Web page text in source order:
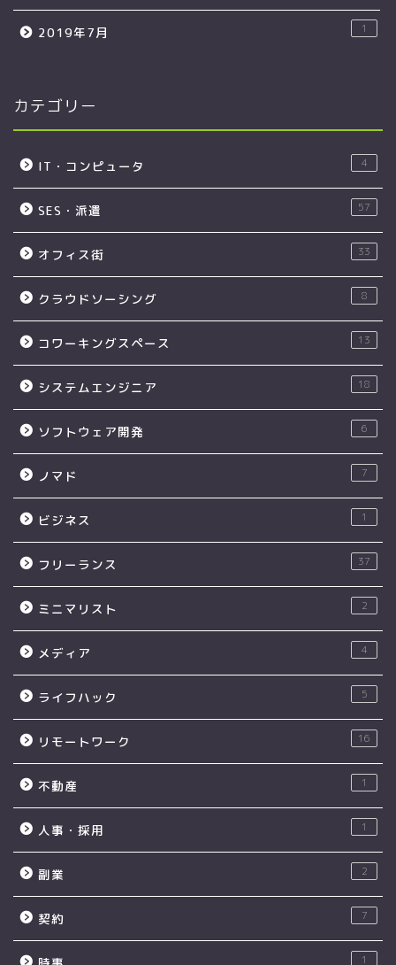
2019年7月 1
カテゴリー
IT・コンピュータ 4
SES・派遣 57
オフィス街 33
クラウドソーシング 8
コワーキングスペース 13
システムエンジニア 18
ソフトウェア開発 6
ノマド 7
ビジネス 1
フリーランス 37
ミニマリスト 2
メディア 4
ライフハック 5
リモートワーク 16
不動産 1
人事・採用 1
副業 2
契約 7
1